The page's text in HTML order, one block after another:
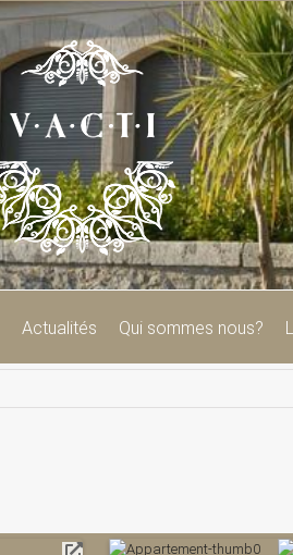
Actualités Qui sommes nous?